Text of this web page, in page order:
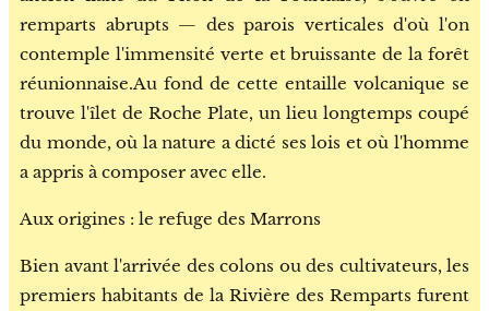
remparts abrupts — des parois verticales d'où l'on
contemple l'immensité verte et bruissante de la forêt
réunionnaise.Au fond de cette entaille volcanique se
trouve l'îlet de Roche Plate, un lieu longtemps coupé
du monde, où la nature a dicté ses lois et où l'homme
a appris à composer avec elle.
Aux origines : le refuge des Marrons
Bien avant l'arrivée des colons ou des cultivateurs, les
premiers habitants de la Rivière des Remparts furent